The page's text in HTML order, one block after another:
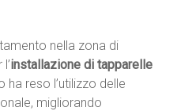
nella zona di
installazione di tapparelle
ha reso l’utilizzo delle
migliorando